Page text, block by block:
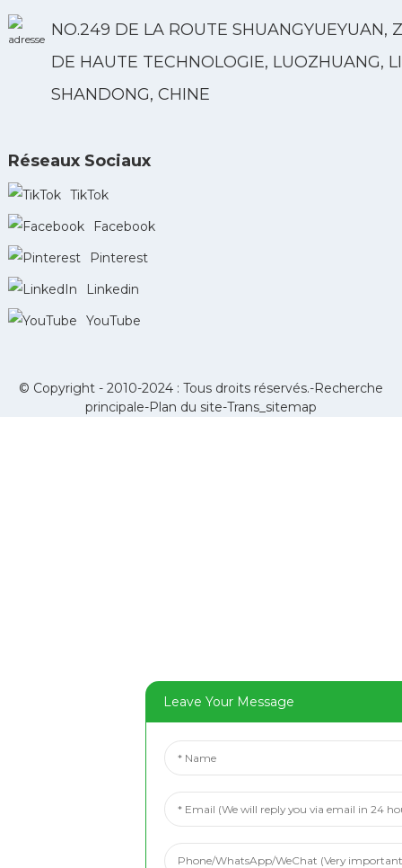
NO.249 DE LA ROUTE SHUANGYUEYUAN,
DE HAUTE TECHNOLOGIE, LUOZHUANG,
SHANDONG, CHINE
Réseaux Sociaux
TikTok
Facebook
Pinterest
Linkedin
YouTube
© Copyright - 2010-2024 : Tous droits réservés.-Recherche
principale-Plan du site-Trans_sitemap
Leave Your Message